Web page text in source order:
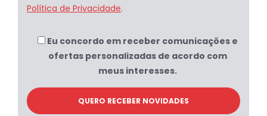
Política de Privacidade.
Eu concordo em receber comunicações e
ofertas personalizadas de acordo com
meus interesses.